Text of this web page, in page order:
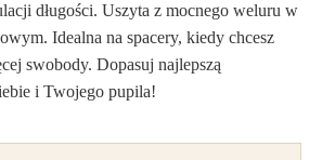
długości. Uszyta z mocnego weluru w
Idealna na spacery, kiedy chcesz
swobody. Dopasuj najlepszą
i Twojego pupila!